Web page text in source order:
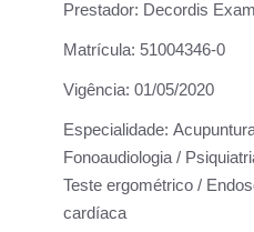
Prestador: Decordis
Matrícula: 51004346-0
Vigência: 01/05/2020
Especialidade:
Fonoaudiologia /
Teste ergométrico /
cardíaca